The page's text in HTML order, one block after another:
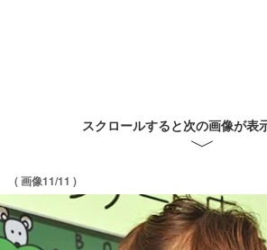
スクロールすると次の画像が表
( 画像11/11 )